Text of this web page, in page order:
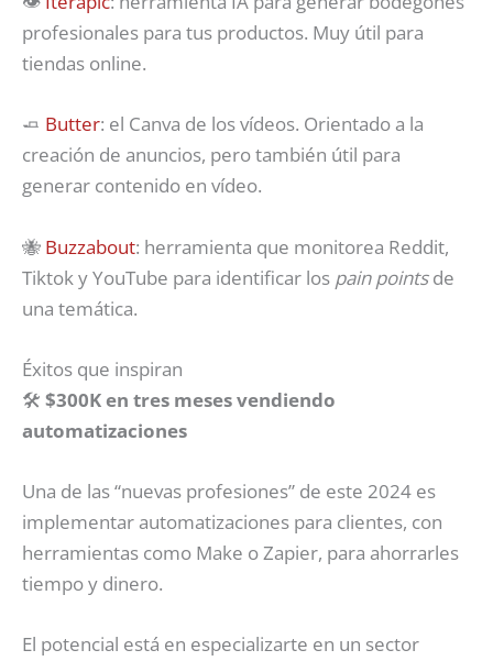
profesionales para tus productos. Muy útil para
tiendas online.
🧈 Butter: el Canva de los vídeos. Orientado a la
creación de anuncios, pero también útil para
generar contenido en vídeo.
🐝 Buzzabout: herramienta que monitorea Reddit,
Tiktok y YouTube para identificar los pain pointsde
una temática.
Éxitos que inspiran
🛠️ $300K en tres meses vendiendo
automatizaciones
Una de las “nuevas profesiones” de este 2024 es
implementar automatizaciones para clientes, con
herramientas como Make o Zapier, para ahorrarles
tiempo y dinero.
El potencial está en especializarte en un sector